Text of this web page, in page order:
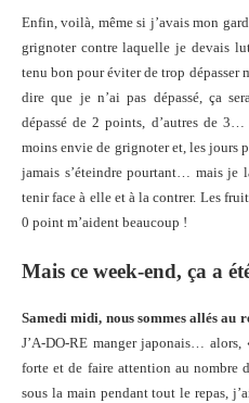
Enfin, voilà, même si j’avais mon
grignoter contre laquelle je devais
tenu bon pour éviter de trop dépasser
dire que je n’ai pas dépassé, ça
dépassé de 2 points, d’autres de
moins envie de grignoter et, les jours
jamais s’éteindre pourtant… mais je
tenir face à elle et à la contrer. Les
0 point m’aident beaucoup !
Mais ce week-end, ça a
Samedi midi, nous sommes allés
J’A-DO-RE manger japonais…
forte et de faire attention au nombre
sous la main pendant tout le repas,